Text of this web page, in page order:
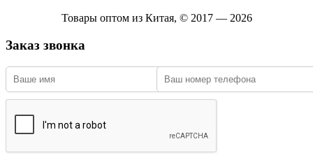
Товары оптом из Китая, © 2017 — 2026
Заказ звонка